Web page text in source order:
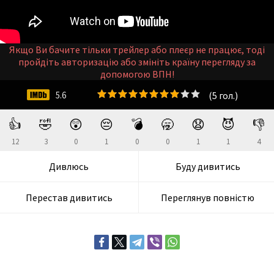
👍
12
🤣
3
😲
0
😔
1
💣
0
🥱
0
😧
1
😈
1
👎
4
Дивлюсь Буду дивитись
Перестав дивитись Переглянув повністю
(5 гол.)
5.6
Якщо Ви бачите тільки трейлер або плеєр не працює, тоді
пройдіть авторизацію або змініть країну перегляду за
допомогою ВПН!